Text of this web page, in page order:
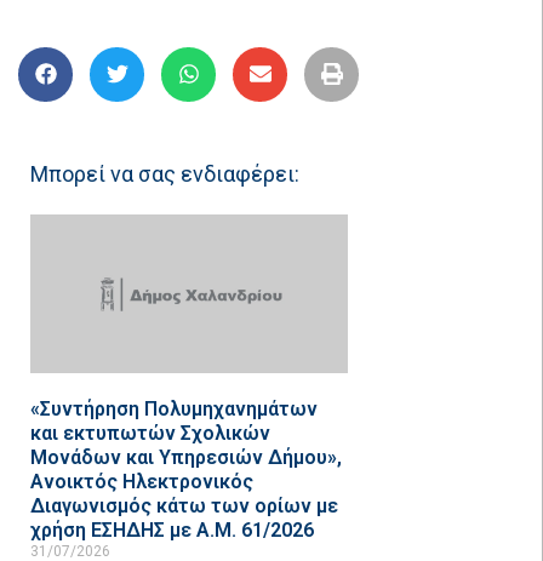
Μπορεί να σας ενδιαφέρει:
«Συντήρηση Πολυμηχανημάτων
και εκτυπωτών Σχολικών
Μονάδων και Υπηρεσιών Δήμου»,
Ανοικτός Ηλεκτρονικός
Διαγωνισμός κάτω των ορίων με
χρήση ΕΣΗΔΗΣ με Α.Μ. 61/2026
31/07/2026